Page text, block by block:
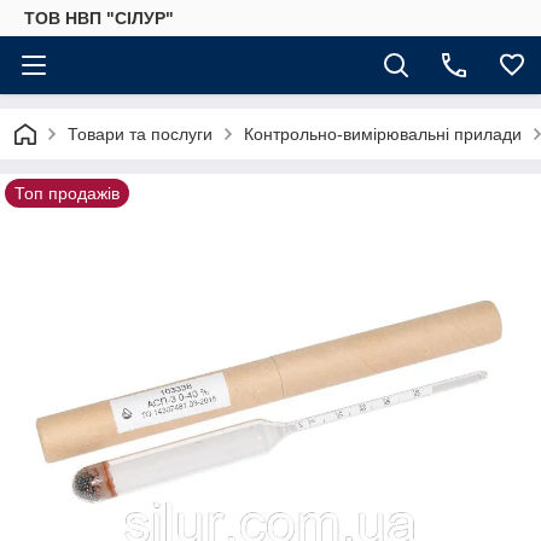
ТОВ НВП "СІЛУР"
Товари та послуги Контрольно-вимірювальні прилади
Топ продажів